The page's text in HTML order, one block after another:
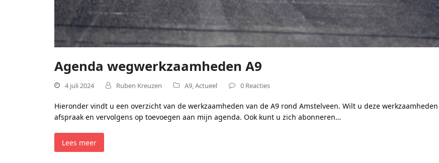
Agenda wegwerkzaamheden A9
4 juli 2024 Ruben Kreuzen A9,Actueel 0 Reacties
Hieronder vindt u een overzicht van de werkzaamheden van de A9 rond Amstelveen. Wilt u deze
afspraak en vervolgens op toevoegen aan mijn agenda. Ook kunt u zich abonneren…
Lees meer